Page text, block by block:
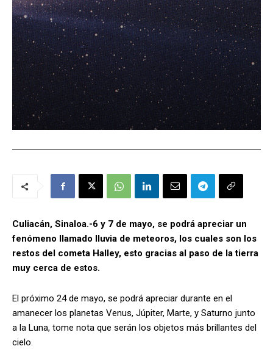
Culiacán, Sinaloa.-6 y 7 de mayo, se podrá apreciar un
fenómeno llamado lluvia de meteoros, los cuales son los
restos del cometa Halley, esto gracias al paso de la tierra
muy cerca de estos.
El próximo 24 de mayo, se podrá apreciar durante en el
amanecer los planetas Venus, Júpiter, Marte, y Saturno junto
a la Luna, tome nota que serán los objetos más brillantes del
cielo.